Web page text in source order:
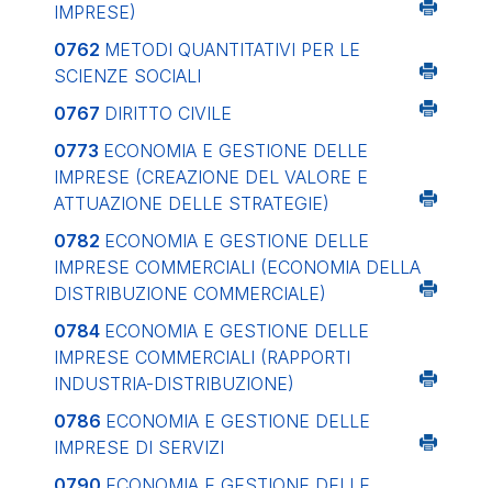
IMPRESE)
0762 METODI QUANTITATIVI PER LE
SCIENZE SOCIALI
0767 DIRITTO CIVILE
0773 ECONOMIA E GESTIONE DELLE
IMPRESE (CREAZIONE DEL VALORE E
ATTUAZIONE DELLE STRATEGIE)
0782 ECONOMIA E GESTIONE DELLE
IMPRESE COMMERCIALI (ECONOMIA DELLA
DISTRIBUZIONE COMMERCIALE)
0784 ECONOMIA E GESTIONE DELLE
IMPRESE COMMERCIALI (RAPPORTI
INDUSTRIA-DISTRIBUZIONE)
0786 ECONOMIA E GESTIONE DELLE
IMPRESE DI SERVIZI